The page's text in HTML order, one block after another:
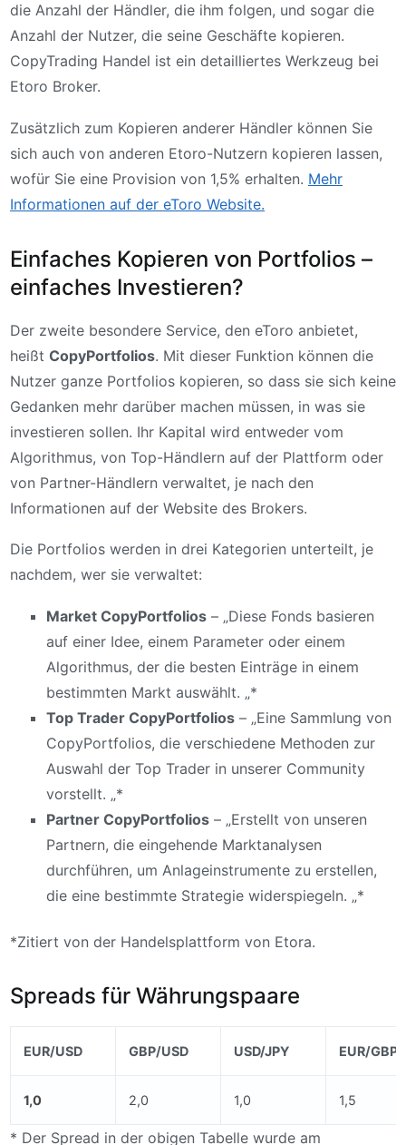
die Anzahl der Händler, die ihm folgen, und sogar die
Anzahl der Nutzer, die seine Geschäfte kopieren.
CopyTrading Handel ist ein detailliertes Werkzeug bei
Etoro Broker.
Zusätzlich zum Kopieren anderer Händler können Sie
sich auch von anderen Etoro-Nutzern kopieren lassen,
wofür Sie eine Provision von 1,5% erhalten. Mehr
Informationen auf der eToro Website.
Einfaches Kopieren von Portfolios –
einfaches Investieren?
Der zweite besondere Service, den eToro anbietet,
heißt CopyPortfolios. Mit dieser Funktion können die
Nutzer ganze Portfolios kopieren, so dass sie sich keine
Gedanken mehr darüber machen müssen, in was sie
investieren sollen. Ihr Kapital wird entweder vom
Algorithmus, von Top-Händlern auf der Plattform oder
von Partner-Händlern verwaltet, je nach den
Informationen auf der Website des Brokers.
Die Portfolios werden in drei Kategorien unterteilt, je
nachdem, wer sie verwaltet:
Market CopyPortfolios – „Diese Fonds basieren
auf einer Idee, einem Parameter oder einem
Algorithmus, der die besten Einträge in einem
bestimmten Markt auswählt. „*
Top Trader CopyPortfolios – „Eine Sammlung von
CopyPortfolios, die verschiedene Methoden zur
Auswahl der Top Trader in unserer Community
vorstellt. „*
Partner CopyPortfolios – „Erstellt von unseren
Partnern, die eingehende Marktanalysen
durchführen, um Anlageinstrumente zu erstellen,
die eine bestimmte Strategie widerspiegeln. „*
*Zitiert von der Handelsplattform von Etora.
Spreads für Währungspaare
EUR/USD GBP/USD USD/JPY EUR/GBP
1,0 2,0 1,0 1,5
* Der Spread in der obigen Tabelle wurde am